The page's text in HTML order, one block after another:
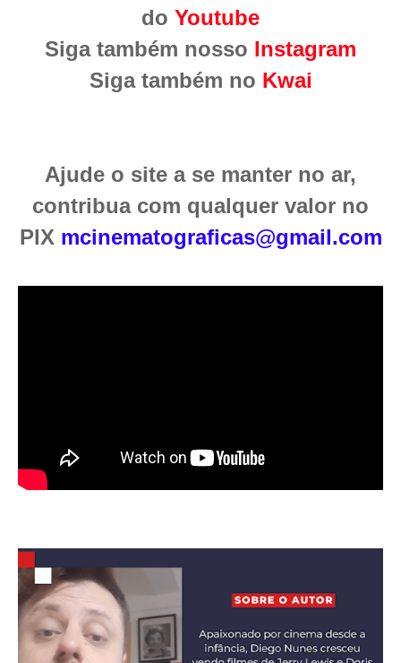
do Youtube
Siga também nosso Instagram
Siga também no Kwai
Ajude o site a se manter no ar,
contribua com qualquer valor no
PIX mcinematograficas@gmail.com